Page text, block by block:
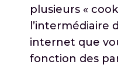
plusieurs «
l’intermédiaire
internet que
fonction des